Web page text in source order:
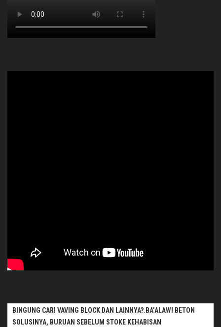
BINGUNG CARI VAVING BLOCK DAN LAINNYA?.BA’ALAWI BETON
SOLUSINYA, BURUAN SEBELUM STOKE KEHABISAN